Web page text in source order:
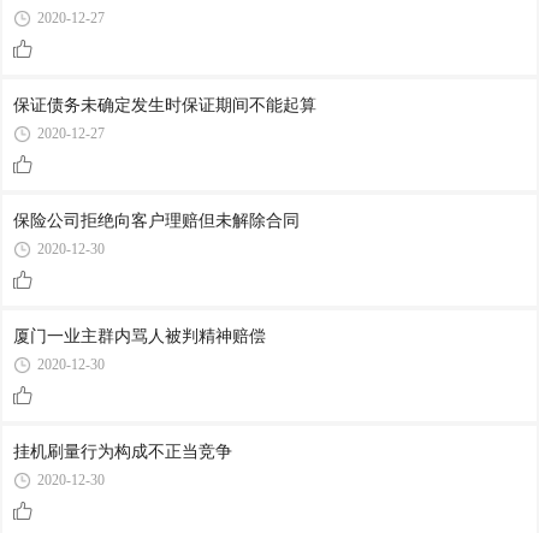
2020-12-27
保证债务未确定发生时保证期间不能起算
2020-12-27
保险公司拒绝向客户理赔但未解除合同
2020-12-30
厦门一业主群内骂人被判精神赔偿
2020-12-30
挂机刷量行为构成不正当竞争
2020-12-30